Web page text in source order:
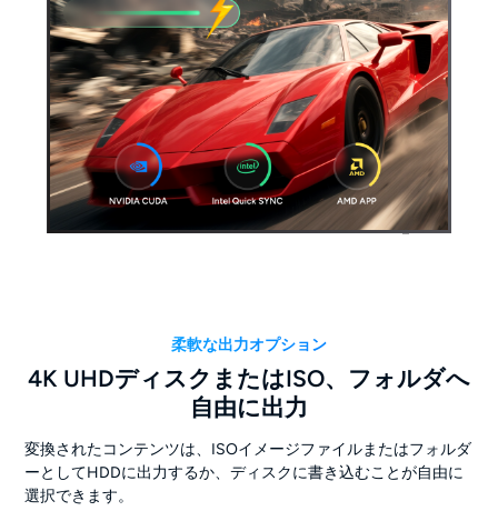
柔軟な出力オプション
4K UHDディスクまたはISO、フォルダへ
自由に出力
変換されたコンテンツは、ISOイメージファイルまたはフォルダ
ーとしてHDDに出力するか、ディスクに書き込むことが自由に
選択できます。